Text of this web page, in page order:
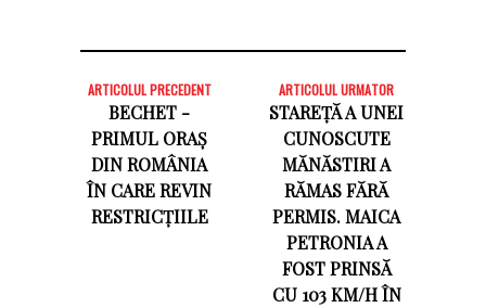
ARTICOLUL PRECEDENT
BECHET -
PRIMUL ORAȘ
DIN ROMÂNIA
ÎN CARE REVIN
RESTRICȚIILE
ARTICOLUL URMATOR
STAREȚĂ A UNEI
CUNOSCUTE
MĂNĂSTIRI A
RĂMAS FĂRĂ
PERMIS. MAICA
PETRONIA A
FOST PRINSĂ
CU 103 KM/H ÎN